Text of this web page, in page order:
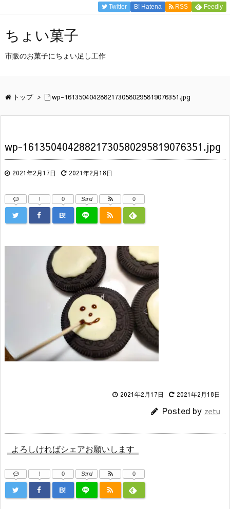
Twitter B! Hatena RSS Feedly
ちょい菓子
市販のお菓子にちょい足し工作
トップ > wp-16135040428821730580295819076351.jpg
wp-16135040428821730580295819076351.jpg
2021年2月17日 2021年2月18日
!
B!
0 Send 0
2021年2月17日 2021年2月18日
Posted by zetu
よろしければシェアお願いします
!
B!
0 Send 0